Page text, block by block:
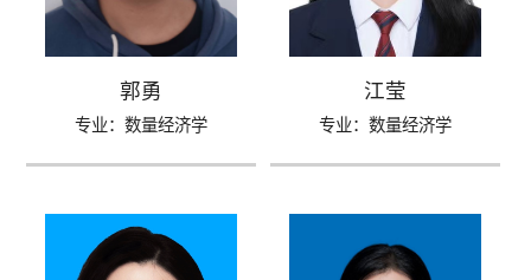
郭勇
专业：数量经济学
江莹
专业：数量经济学